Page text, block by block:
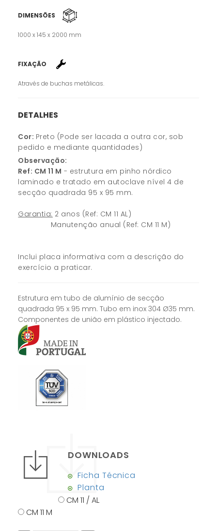
DIMENSÕES
1000 x 145 x 2000 mm
FIXAÇÃO
Através de buchas metálicas.
DETALHES
Cor: Preto (Pode ser lacada a outra cor, sob
pedido e mediante quantidades)
Observação:
Ref: CM 11 M - estrutura em pinho nórdico
laminado e tratado em autoclave nível 4 de
secção quadrada 95 x 95 mm.
Garantia: 2 anos (Ref: CM 11 AL)
Manutenção anual (Ref: CM 11 M)
Inclui placa informativa com a descrição do
exercício a praticar.
Estrutura em tubo de alumínio de secção
quadrada 95 x 95 mm. Tubo em inox 304 Ø35 mm.
Componentes de união em plástico injectado.
DOWNLOADS
Ficha Técnica
Planta
CM 11 / AL
CM 11 M